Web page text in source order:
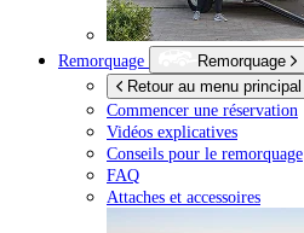
Remorquage
Remorquage
Retour au menu principal
Commencer une réservation
Vidéos explicatives
Conseils pour le remorquage
FAQ
Attaches et accessoires